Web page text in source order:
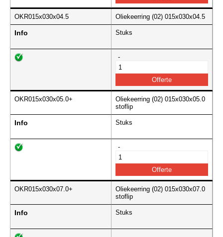
OKR015x030x04.5 Oliekeerring (02) 015x030x04.5
Info Stuks
-
OKR015x030x05.0+
Oliekeerring (02) 015x030x05.0
stoflip
Info Stuks
-
OKR015x030x07.0+
Oliekeerring (02) 015x030x07.0
stoflip
Info Stuks